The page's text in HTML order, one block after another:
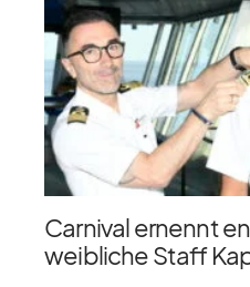
Carnival ernennt
weibliche Staff